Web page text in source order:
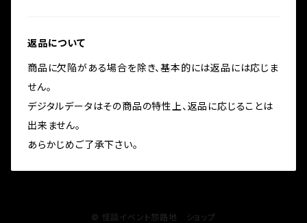
返品について
商品に欠陥がある場合を除き、基本的には返品には応じま
せん。
デジタルデータはその商品の特性上、返品に応じることは
出来ません。
あらかじめご了承下さい。
© 怪談イベント怨路地 ショップ